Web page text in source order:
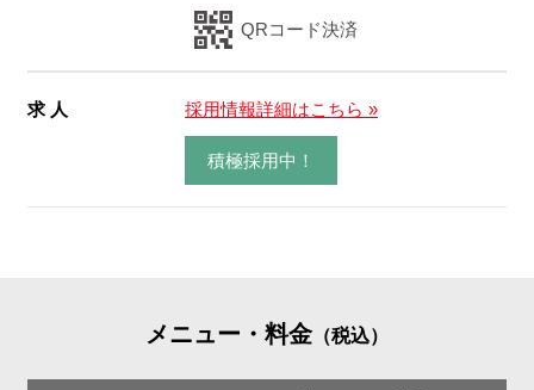
QRコード決済
求 人 採用情報詳細はこちら »
積極採用中！
メニュー・料金（税込）